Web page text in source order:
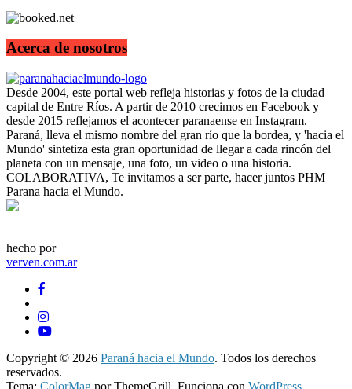
Acerca de nosotros
Desde 2004, este portal web refleja historias y fotos de la ciudad
capital de Entre Ríos. A partir de 2010 crecimos en Facebook y
desde 2015 reflejamos el acontecer paranaense en Instagram.
Paraná, lleva el mismo nombre del gran río que la bordea, y 'hacia el
Mundo' sintetiza esta gran oportunidad de llegar a cada rincón del
planeta con un mensaje, una foto, un video o una historia.
COLABORATIVA, Te invitamos a ser parte, hacer juntos PHM
Parana hacia el Mundo.
hecho por
verven.com.ar
Copyright © 2026 Paraná hacia el Mundo. Todos los derechos
reservados.